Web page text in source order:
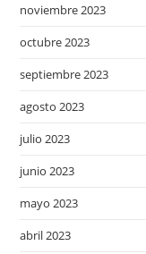
noviembre 2023
octubre 2023
septiembre 2023
agosto 2023
julio 2023
junio 2023
mayo 2023
abril 2023